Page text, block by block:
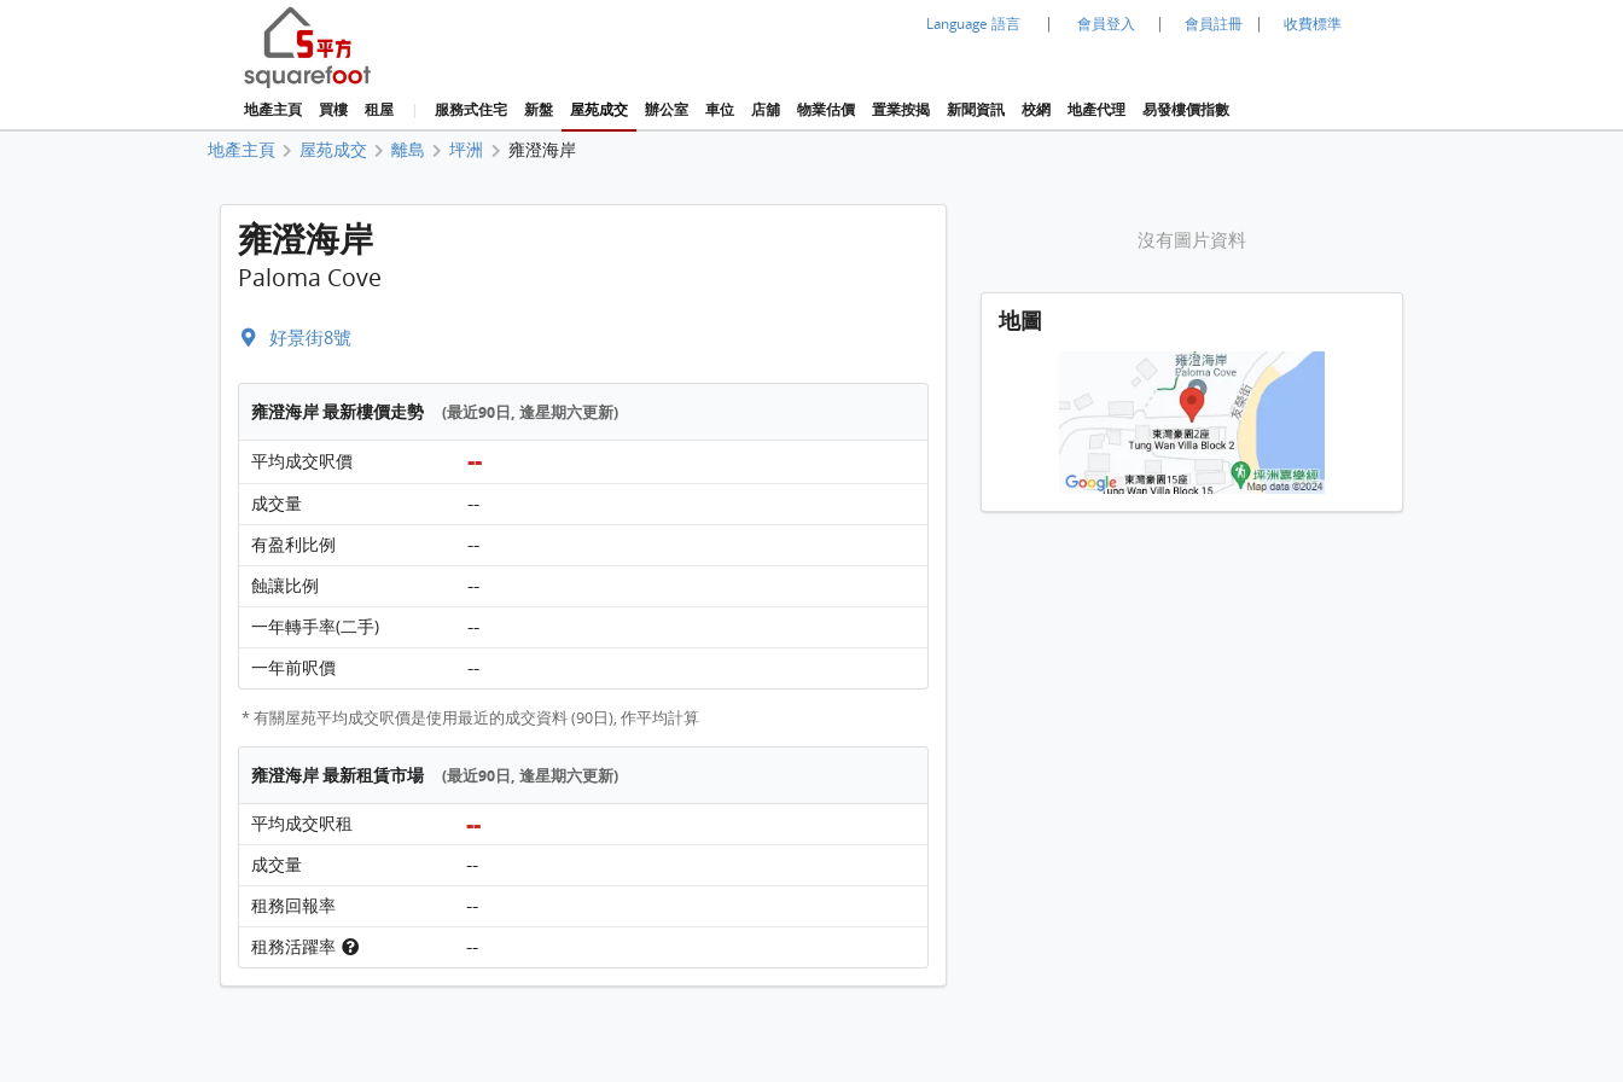
Language 語言 | 會員登入 | 會員註冊 | 收費標準
地產主頁 買樓 租屋 | 服務式住宅 新盤 屋苑成交 辦公室 車位 店舖 物業估價 置業按揭 新聞資訊 校網 地產代理 易發樓價指數
地產主頁 屋苑成交 離島 坪洲 雍澄海岸
雍澄海岸
Paloma Cove
好景街8號
雍澄海岸 最新樓價走勢 (最近90日, 逢星期六更新)
平均成交呎價 --
成交量 --
有盈利比例 --
蝕讓比例 --
一年轉手率(二手) --
一年前呎價 --
* 有關屋苑平均成交呎價是使用最近的成交資料 (90日), 作平均計算
雍澄海岸 最新租賃市場 (最近90日, 逢星期六更新)
平均成交呎租 --
成交量 --
租務回報率 --
租務活躍率 --
沒有圖片資料
地圖